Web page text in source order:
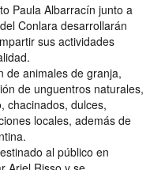
Paula Albarracín junto a
Conlara desarrollarán
sus actividades
de animales de granja,
de unguentros naturales,
chacinados, dulces,
locales, además de
al público en